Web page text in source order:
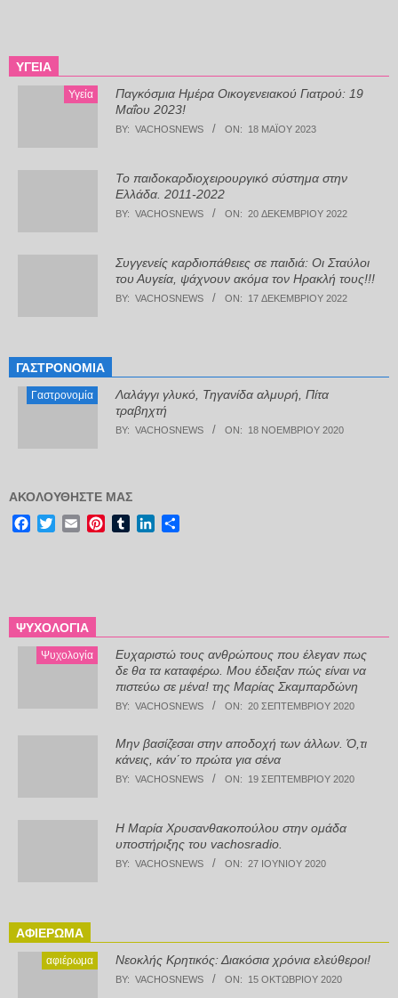
ΥΓΕΊΑ
Υγεία
Παγκόσμια Ημέρα Οικογενειακού Γιατρού: 19
Μαΐου 2023!
BY: VACHOSNEWS ON: 18 ΜΑΪ́ΟΥ 2023
Το παιδοκαρδιοχειρουργικό σύστημα στην
Ελλάδα. 2011-2022
BY: VACHOSNEWS ON: 20 ΔΕΚΕΜΒΡΊΟΥ 2022
Συγγενείς καρδιοπάθειες σε παιδιά: Οι Σταύλοι
του Αυγεία, ψάχνουν ακόμα τον Ηρακλή τους!!!
BY: VACHOSNEWS ON: 17 ΔΕΚΕΜΒΡΊΟΥ 2022
ΓΑΣΤΡΟΝΟΜΊΑ
Γαστρονομία
Λαλάγγι γλυκό, Τηγανίδα αλμυρή, Πίτα
τραβηχτή
BY: VACHOSNEWS ON: 18 ΝΟΕΜΒΡΊΟΥ 2020
ΑΚΟΛΟΥΘΉΣΤΕ ΜΑΣ
Facebook
TwitterEmail PinterestTumblrLinkedIn
ΨΥΧΟΛΟΓΊΑ
Ψυχολογία
Ευχαριστώ τους ανθρώπους που έλεγαν πως
δε θα τα καταφέρω. Μου έδειξαν πώς είναι να
πιστεύω σε μένα! της Μαρίας Σκαμπαρδώνη
BY: VACHOSNEWS ON: 20 ΣΕΠΤΕΜΒΡΊΟΥ 2020
Μην βασίζεσαι στην αποδοχή των άλλων. Ό,τι
κάνεις, κάν΄το πρώτα για σένα
BY: VACHOSNEWS ON: 19 ΣΕΠΤΕΜΒΡΊΟΥ 2020
Η Μαρία Χρυσανθακοπούλου στην ομάδα
υποστήριξης του vachosradio.
BY: VACHOSNEWS ON: 27 ΙΟΥΝΊΟΥ 2020
ΑΦΙΈΡΩΜΑ
αφιέρωμα Νεοκλής Κρητικός: Διακόσια χρόνια ελεύθεροι!
BY: VACHOSNEWS ON: 15 ΟΚΤΩΒΡΊΟΥ 2020